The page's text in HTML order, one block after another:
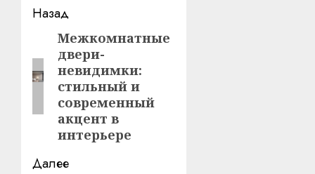
Навигация
записи
Назад
Предыдущая
запись:
Межкомнатные
двери-
невидимки:
стильный и
современный
акцент в
интерьере
Далее